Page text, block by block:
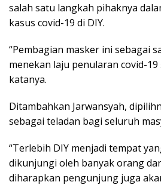
salah satu langkah pihaknya
kasus covid-19 di DIY.
“Pembagian masker ini sebagai
menekan laju penularan covid-19
katanya.
Ditambahkan Jarwansyah,
sebagai teladan bagi seluruh
“Terlebih DIY menjadi tempat
dikunjungi oleh banyak orang
diharapkan pengunjung juga